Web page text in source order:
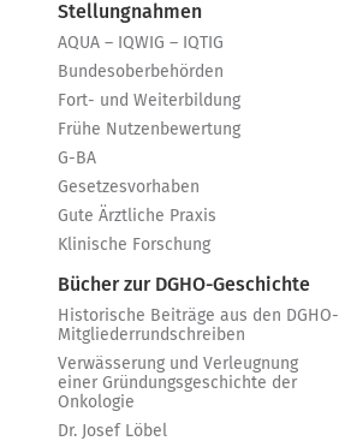
Stellungnahmen
AQUA – IQWIG – IQTIG
Bundesoberbehörden
Fort- und Weiterbildung
Frühe Nutzenbewertung
G-BA
Gesetzesvorhaben
Gute Ärztliche Praxis
Klinische Forschung
Bücher zur DGHO-Geschichte
Historische Beiträge aus den DGHO-
Mitgliederrundschreiben
Verwässerung und Verleugnung
einer Gründungsgeschichte der
Onkologie
Dr. Josef Löbel